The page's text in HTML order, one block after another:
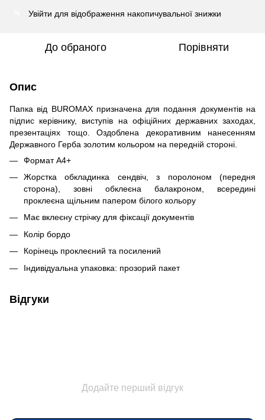
Увійти для відображення накопичувальної знижки
До обраного Порівняти
Опис
Папка від BUROMAX призначена для подання документів на
підпис керівнику, виступів на офіційних державних заходах,
презентаціях тощо. Оздоблена декоративним нанесенням
Державного Герба золотим кольором на передній стороні.
Формат А4+
Жорстка обкладинка сендвіч, з поролоном (передня
сторона), зовні обклеєна балакроном, всередині
проклеєна щільним папером білого кольору
Має вклеєну стрічку для фіксації документів
Колір бордо
Корінець проклеєний та посилений
Індивідуальна упаковка: прозорий пакет
Відгуки
Додайте перший відгук